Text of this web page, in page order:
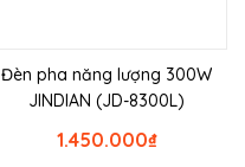
Đèn pha năng lượng 300W
JINDIAN (JD-8300L)
₫
1.450.000